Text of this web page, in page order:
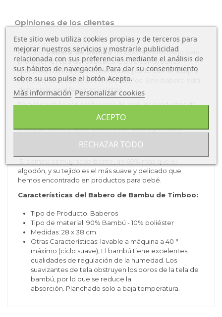
Opiniones de los clientes
Prácticobabero de bambúTimboo, es adecuado para
proteger la ropa de los bebés. Cierre con broches
quecrean dos tamaños diferentes, por lo que se adapta
tanto a bebés como a niños pequeños.
disponible en diferentes colores.
Para los bebés con problemas de piel, los productos de
on ideales. Ofrecen gran suavidad.
Su tejido suave y absorbente es un aliado perfecto
tiende a irritar la delicada piel del bebé.
algodón, y su tejido es el más suave y delicado que
hemos encontrado en productos para bebé.
Características del Babero de Bambu de Timboo:
Tipo de Producto: Baberos
Tipo de material: 90% Bambú - 10% poliéster
Medidas: 28 x 38 cm.
Otras Características: lavable a máquina a 40 °
máximo (ciclo suave), El bambú tiene excelentes
cualidades de regulación de la humedad. Los
suavizantes de tela obstruyen los poros de la tela de
bambú, por lo que se reduce la
absorción. Planchado solo a baja temperatura.
Este sitio web utiliza cookies propias y de terceros para
mejorar nuestros servicios y mostrarle publicidad
relacionada con sus preferencias mediante el análisis de
sus hábitos de navegación. Para dar su consentimiento
sobre su uso pulse el botón Acepto.
Más información Personalizar cookies
RECHAZAR TODO
ACEPTO